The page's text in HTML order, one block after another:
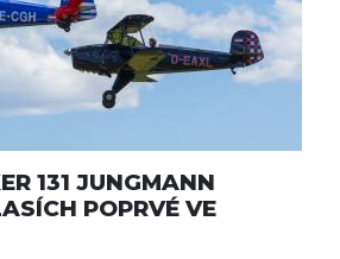
131 JUNGMANN
POPRVÉ VE